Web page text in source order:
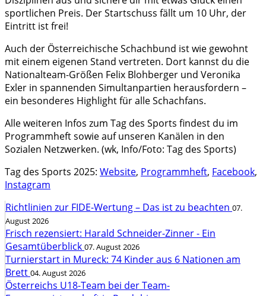
sportlichen Preis. Der Startschuss fällt um 10 Uhr, der
Eintritt ist frei!
Auch der Österreichische Schachbund ist wie gewohnt
mit einem eigenen Stand vertreten. Dort kannst du die
Nationalteam-Größen Felix Blohberger und Veronika
Exler in spannenden Simultanpartien herausfordern –
ein besonderes Highlight für alle Schachfans.
Alle weiteren Infos zum Tag des Sports findest du im
Programmheft sowie auf unseren Kanälen in den
Sozialen Netzwerken. (wk, Info/Foto: Tag des Sports)
Tag des Sports 2025: Website, Programmheft, Facebook,
Instagram
Richtlinien zur FIDE-Wertung – Das ist zu beachten 07.
August 2026
Frisch rezensiert: Harald Schneider-Zinner - Ein
Gesamtüberblick 07. August 2026
Turnierstart in Mureck: 74 Kinder aus 6 Nationen am
Brett 04. August 2026
Österreichs U18-Team bei der Team-